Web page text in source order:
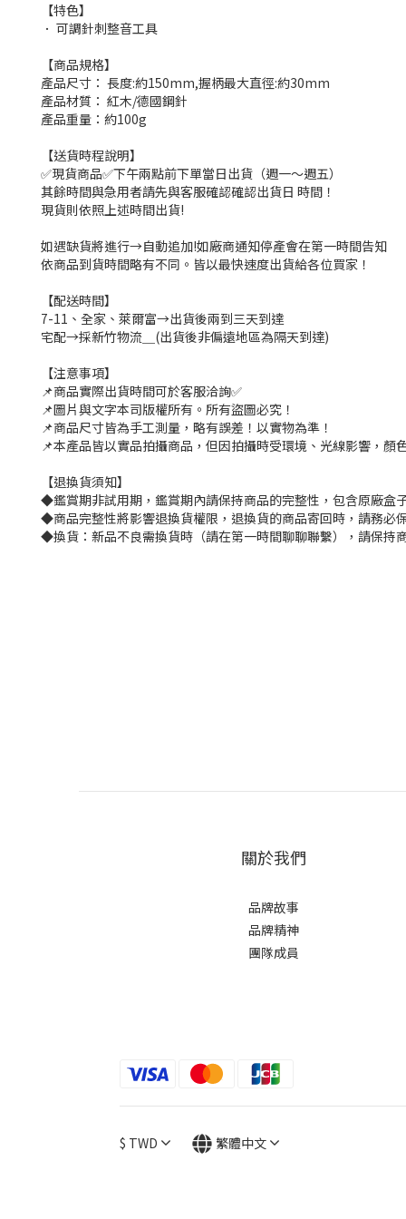
【特色】
． 可調針刺整音工具
【商品規格】
產品尺寸： 長度:約150mm,握柄最大直徑:約30mm
產品材質： 紅木/德國鋼針
產品重量：約100g
【送貨時程說明】
✅現貨商品✅下午兩點前下單當日出貨（週一～週五）
其餘時間與急用者請先與客服確認確認出貨日 時間！
現貨則依照上述時間出貨!
如遇缺貨將進行→自動追加!如廠商通知停產會在第一時間告知
依商品到貨時間略有不同。皆以最快速度出貨給各位買家！
【配送時間】
7-11、全家、萊爾富→出貨後兩到三天到達
宅配→採新竹物流＿(出貨後非偏遠地區為隔天到達)
【注意事項】
📌商品實際出貨時間可於客服洽詢✅
📌圖片與文字本司版權所有。所有盜圖必究！
📌商品尺寸皆為手工測量，略有誤差！以實物為準！
📌本產品皆以實品拍攝商品，但因拍攝時受環境、光線影響，
【退換貨須知】
◆鑑賞期非試用期，鑑賞期內請保持商品的完整性，包含原廠盒
◆商品完整性將影響退換貨權限，退換貨的商品寄回時，請務必
◆換貨：新品不良需換貨時（請在第一時間聊聊聯繫），請保持
關於我們
品牌故事
品牌精神
團隊成員
$ TWD 繁體中文